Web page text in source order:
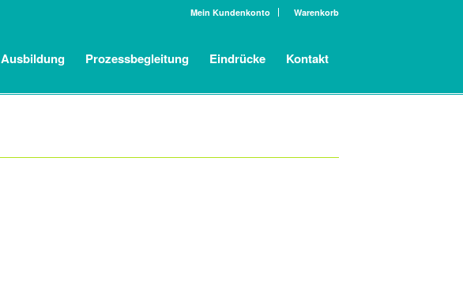
Mein Kundenkonto Warenkorb
Ausbildung Prozessbegleitung Eindrücke Kontakt